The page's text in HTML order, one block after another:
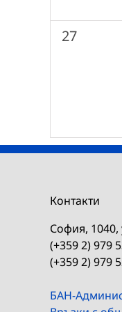
0
27
Контакти
София, 1040,
(+359 2) 979
(+359 2) 979
БАН-